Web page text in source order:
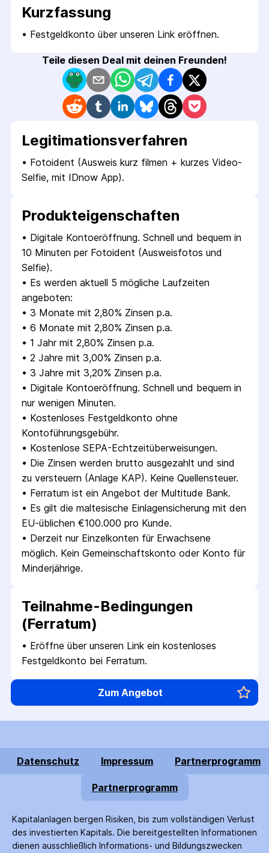
Kurzfassung
• Festgeldkonto über unseren Link eröffnen.
Teile diesen Deal mit deinen Freunden!
Legitimations­verfahren
• Fotoident (Ausweis kurz filmen + kurzes Video-
Selfie, mit IDnow App).
Produkt­eigenschaften
• Digitale Kontoeröffnung. Schnell und bequem in
10 Minuten per Fotoident (Ausweisfotos und
Selfie).
• Es werden aktuell 5 mögliche Laufzeiten
angeboten:
• 3 Monate mit 2,80% Zinsen p.a.
• 6 Monate mit 2,80% Zinsen p.a.
• 1 Jahr mit 2,80% Zinsen p.a.
• 2 Jahre mit 3,00% Zinsen p.a.
• 3 Jahre mit 3,20% Zinsen p.a.
• Digitale Kontoeröffnung. Schnell und bequem in
nur wenigen Minuten.
• Kostenloses Festgeldkonto ohne
Kontoführungsgebühr.
• Kostenlose SEPA-Echtzeitüberweisungen.
• Die Zinsen werden brutto ausgezahlt und sind
zu versteuern (Anlage KAP). Keine Quellensteuer.
• Ferratum ist ein Angebot der Multitude Bank.
• Es gilt die maltesische Einlagensicherung mit den
EU-üblichen €100.000 pro Kunde.
• Derzeit nur Einzelkonten für Erwachsene
möglich. Kein Gemeinschaftskonto oder Konto für
Minderjährige.
Teilnahme-Bedingungen
(Ferratum)
• Eröffne über unseren Link ein kostenloses
Festgeldkonto bei Ferratum.
Zum Angebot
Datenschutz Impressum Partnerprogramm
Partnerprogramm
Kapitalanlagen bergen Risiken, bis zum voll­ständigen Verlust
des investierten Kapitals. Die bereitgestellten Informationen
dienen ausschließlich Informations- und Bildungs­zwecken